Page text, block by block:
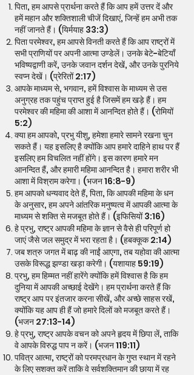
पिता, हम आपसे प्रार्थना करते हैं कि आप हमें उत्तर दें और
हमें महान और शक्तिशाली चीजें दिखाएं, जिन्हें हम अभी तक
नहीं जानते हैं। (यिर्मयाह 33:3)
पिता परमेश्वर, हम आपसे विनती करते हैं कि आप राष्ट्रों में
सभी प्राणियों पर अपनी आत्मा उण्डेलें। उनके बेटे-बेटियाँ
भविष्यद्वाणी करें, उनके जवान दर्शन देखें, और उनके पुरनिये
स्वप्न देखें। (प्रेरितों 2:17)
आपके माध्यम से, भगवान, हमें विश्वास के माध्यम से उस
अनुग्रह तक पहुंच प्राप्त हुई है जिसमें हम खड़े हैं। हम
परमेश्वर की महिमा की आशा में आनन्दित होते हैं। (रोमियों
5:2)
क्या हम आपको, प्रभु यीशु, हमेशा हमारे सामने रखना चुन
सकते हैं। यह इसलिए है क्योंकि आप हमारे दाहिने हाथ पर हैं
इसलिए हम विचलित नहीं होंगे। इस कारण हमारे मन
आनन्दित हैं, और हमारी महिमा आनन्दित है। हमारा शरीर भी
आशा में विश्राम करेगा। (भजन 16:8-9)
हम आपको धन्यवाद देते हैं, पिता, कि आपकी महिमा के धन
के अनुसार, हम अपने आंतरिक मनुष्यत्व में आपकी आत्मा के
माध्यम से शक्ति से मजबूत होते हैं। (इफिसियों 3:16)
हे प्रभु, राष्ट्र आपकी महिमा के ज्ञान से वैसे ही परिपूर्ण हो
जाएं जैसे जल समुद्र में भरा रहता है। (हबक्कूक 2:14)
जब शत्रु जगत में बाढ़ की नाईं आएगा, तब यहोवा की आत्मा
उसके विरूद्ध झण्डा खड़ा करेगी। (यशायाह 59:19)
प्रभु, हम हिम्मत नहीं हारेंगे क्योंकि हमें विश्वास है कि हम
दुनिया में आपकी अच्छाई देखेंगे। हम प्रार्थना करते हैं कि
राष्ट्र आप पर इंतजार करना सीखें, और अच्छे साहस रखें,
क्योंकि यह आप ही हैं जो हमारे दिलों को मजबूत करते हैं।
(भजन 27:13-14)
हे प्रभु, राष्ट्र आपके वचन को अपने हृदय में छिपा लें, ताकि
वे आपके विरुद्ध पाप न करें। (भजन 119:11)
पवित्र आत्मा, राष्ट्रों को परमप्रधान के गुप्त स्थान में रहने
के लिए सशक्त करें ताकि वे सर्वशक्तिमान की छाया में रह